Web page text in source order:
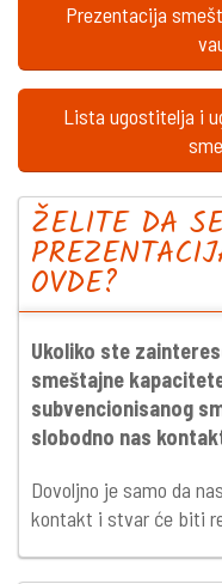
Prezentacija
Lista ugostitelja i
ŽELITE DA
OVDE?
Ukoliko ste
smeštajne
subvencionisanog
slobodno nas
Dovoljno je samo da
kontakt i stvar će biti